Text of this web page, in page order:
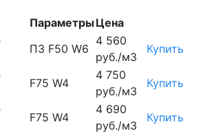
ПараметрыЦена
П3 F50 W6
4 560
руб./м3
Купить
F75 W4
4 750
руб./м3
Купить
F75 W4
4 690
руб./м3
Купить